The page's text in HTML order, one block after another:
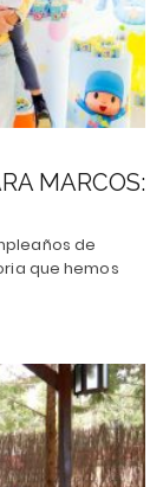
MARCOS:
de
que hemos